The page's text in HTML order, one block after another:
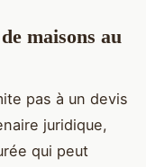
maisons au
pas à un devis
juridique,
qui peut